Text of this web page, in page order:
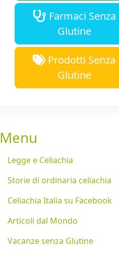
Farmaci Senza
Glutine
Prodotti Senza
Glutine
Menu
Legge e Celiachia
Storie di ordinaria celiachia
Celiachia Italia su Facebook
Articoli dal Mondo
Vacanze senza Glutine